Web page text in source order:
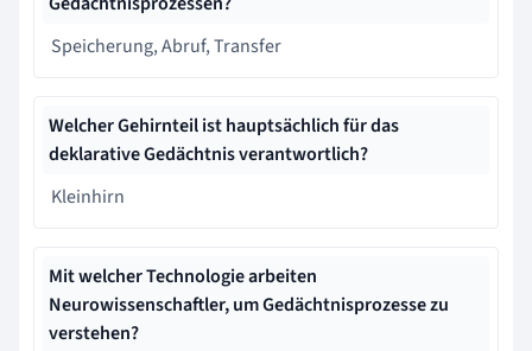
Speicherung, Abruf, Transfer
Welcher Gehirnteil ist hauptsächlich für das
deklarative Gedächtnis verantwortlich?
Kleinhirn
Mit welcher Technologie arbeiten
Neurowissenschaftler, um Gedächtnisprozesse zu
verstehen?